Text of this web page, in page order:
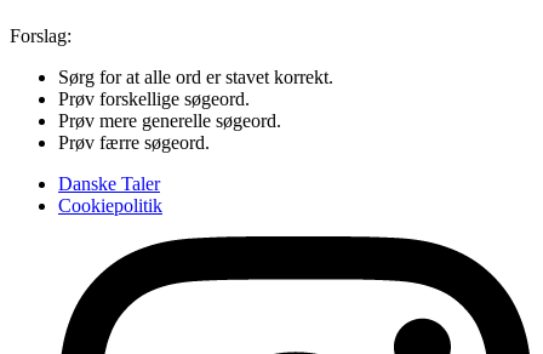
Forslag:
Sørg for at alle ord er stavet korrekt.
Prøv forskellige søgeord.
Prøv mere generelle søgeord.
Prøv færre søgeord.
Danske Taler
Cookiepolitik